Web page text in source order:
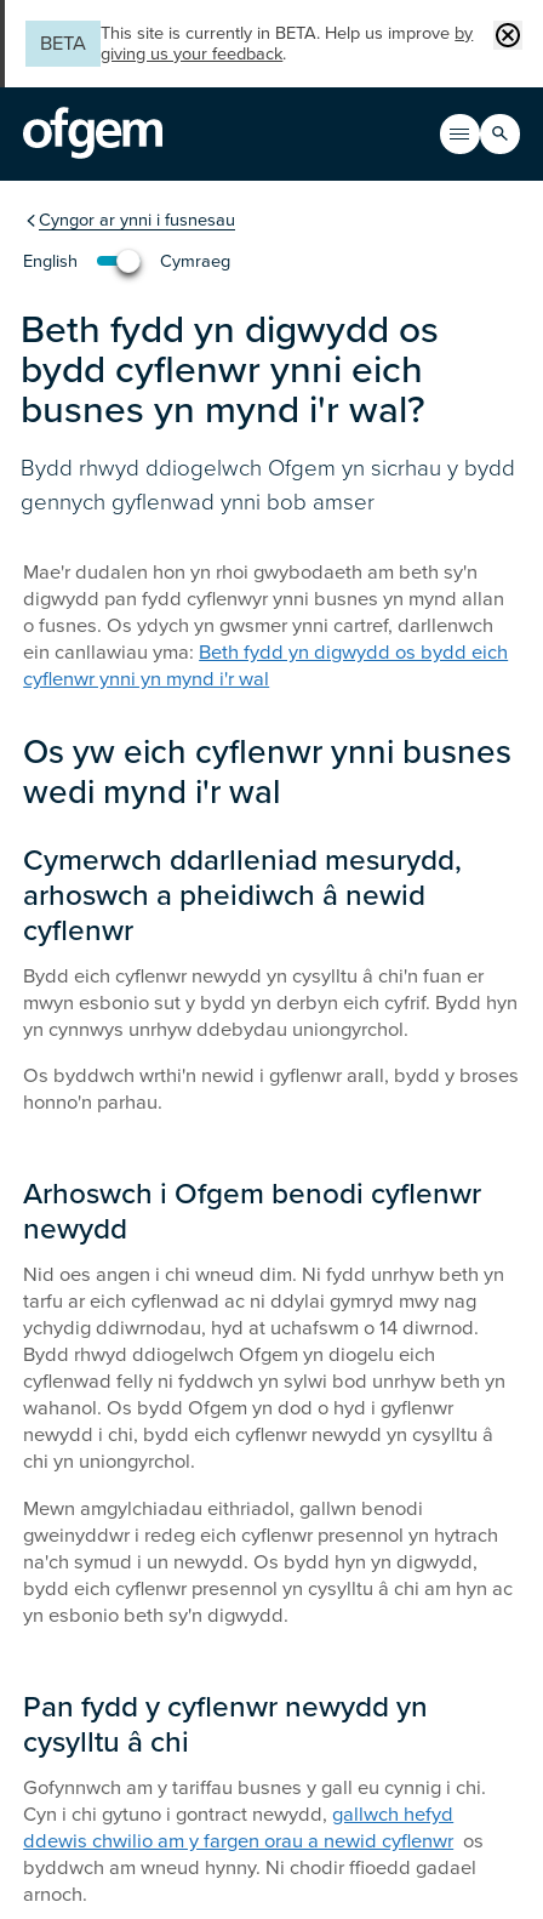
BETA
This site is currently in BETA. Help us improve by
giving us your feedback.
Open
Main
Search
You are in the section
Cyngor ar ynni i fusnesau
English
Cymraeg
Change the language to English
Beth fydd yn digwydd os
bydd cyflenwr ynni eich
busnes yn mynd i'r wal?
Bydd rhwyd ddiogelwch Ofgem yn sicrhau y bydd
gennych gyflenwad ynni bob amser
Mae'r dudalen hon yn rhoi gwybodaeth am beth sy'n
digwydd pan fydd cyflenwyr ynni busnes yn mynd allan
o fusnes. Os ydych yn gwsmer ynni cartref, darllenwch
ein canllawiau yma: Beth fydd yn digwydd os bydd eich
cyflenwr ynni yn mynd i'r wal
Os yw eich cyflenwr ynni busnes
wedi mynd i'r wal
Cymerwch ddarlleniad mesurydd,
arhoswch a pheidiwch â newid
cyflenwr
Bydd eich cyflenwr newydd yn cysylltu â chi'n fuan er
mwyn esbonio sut y bydd yn derbyn eich cyfrif. Bydd hyn
yn cynnwys unrhyw ddebydau uniongyrchol.
Os byddwch wrthi'n newid i gyflenwr arall, bydd y broses
honno'n parhau.
Arhoswch i Ofgem benodi cyflenwr
newydd
Nid oes angen i chi wneud dim. Ni fydd unrhyw beth yn
tarfu ar eich cyflenwad ac ni ddylai gymryd mwy nag
ychydig ddiwrnodau, hyd at uchafswm o 14 diwrnod.
Bydd rhwyd ddiogelwch Ofgem yn diogelu eich
cyflenwad felly ni fyddwch yn sylwi bod unrhyw beth yn
wahanol. Os bydd Ofgem yn dod o hyd i gyflenwr
newydd i chi, bydd eich cyflenwr newydd yn cysylltu â
chi yn uniongyrchol.
Mewn amgylchiadau eithriadol, gallwn benodi
gweinyddwr i redeg eich cyflenwr presennol yn hytrach
na'ch symud i un newydd. Os bydd hyn yn digwydd,
bydd eich cyflenwr presennol yn cysylltu â chi am hyn ac
yn esbonio beth sy'n digwydd.
Pan fydd y cyflenwr newydd yn
cysylltu â chi
Gofynnwch am y tariffau busnes y gall eu cynnig i chi.
Cyn i chi gytuno i gontract newydd,gallwch hefyd
ddewis chwilio am y fargen orau a newid cyflenwros
byddwch am wneud hynny. Ni chodir ffioedd gadael
arnoch.